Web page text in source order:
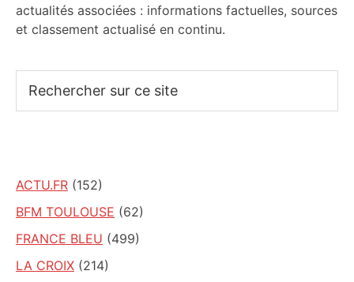
actualités associées : informations factuelles, sources
et classement actualisé en continu.
sur
ACTU.FR (152)
BFM TOULOUSE (62)
FRANCE BLEU (499)
LA CROIX (214)